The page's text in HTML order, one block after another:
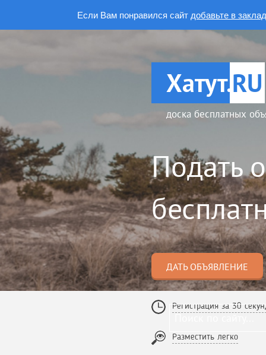
Если Вам понравился сайт добавьте в
Хатут.RU
доска бесплатных
Подать
ДАТЬ ОБЪЯВЛЕНИЕ
Регистрация за 30
Разместить легко